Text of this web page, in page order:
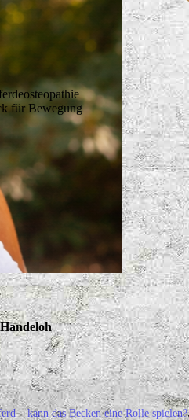
für Bewegung
– kann das Becken eine Rolle spielen?